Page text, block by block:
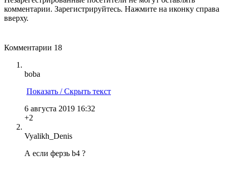
комментарии. Зарегистрируйтесь. Нажмите на иконку справа
вверху.
Комментарии 18
boba
Показать / Скрыть текст
6 августа 2019 16:32
+2
Vyalikh_Denis
А если ферзь b4 ?